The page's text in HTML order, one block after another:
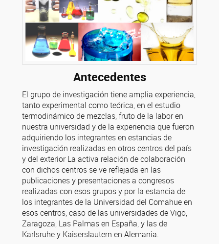
Antecedentes
El grupo de investigación tiene amplia experiencia,
tanto experimental como teórica, en el estudio
termodinámico de mezclas, fruto de la labor en
nuestra universidad y de la experiencia que fueron
adquiriendo los integrantes en estancias de
investigación realizadas en otros centros del país
y del exterior La activa relación de colaboración
con dichos centros se ve reflejada en las
publicaciones y presentaciones a congresos
realizadas con esos grupos y por la estancia de
los integrantes de la Universidad del Comahue en
esos centros, caso de las universidades de Vigo,
Zaragoza, Las Palmas en España, y las de
Karlsruhe y Kaiserslautern en Alemania.